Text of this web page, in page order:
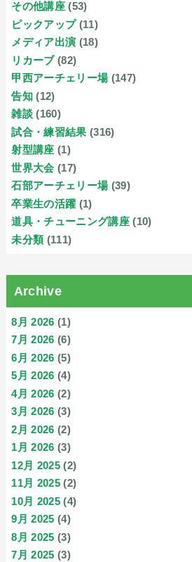
その他講座 (53)
ピックアップ (11)
メディア出演 (18)
リカーブ (82)
甲西アーチェリー場 (147)
告知 (12)
雑談 (160)
試合・練習結果 (316)
射型講座 (1)
世界大会 (17)
石部アーチェリー場 (39)
卒業生の活躍 (1)
道具・チューニング講座 (10)
未分類 (111)
Archive
8月 2026 (1)
7月 2026 (6)
6月 2026 (5)
5月 2026 (4)
4月 2026 (2)
3月 2026 (3)
2月 2026 (2)
1月 2026 (3)
12月 2025 (2)
11月 2025 (2)
10月 2025 (4)
9月 2025 (4)
8月 2025 (3)
7月 2025 (3)